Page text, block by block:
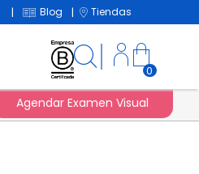
| Blog | Tiendas
0
Agendar Examen Visual